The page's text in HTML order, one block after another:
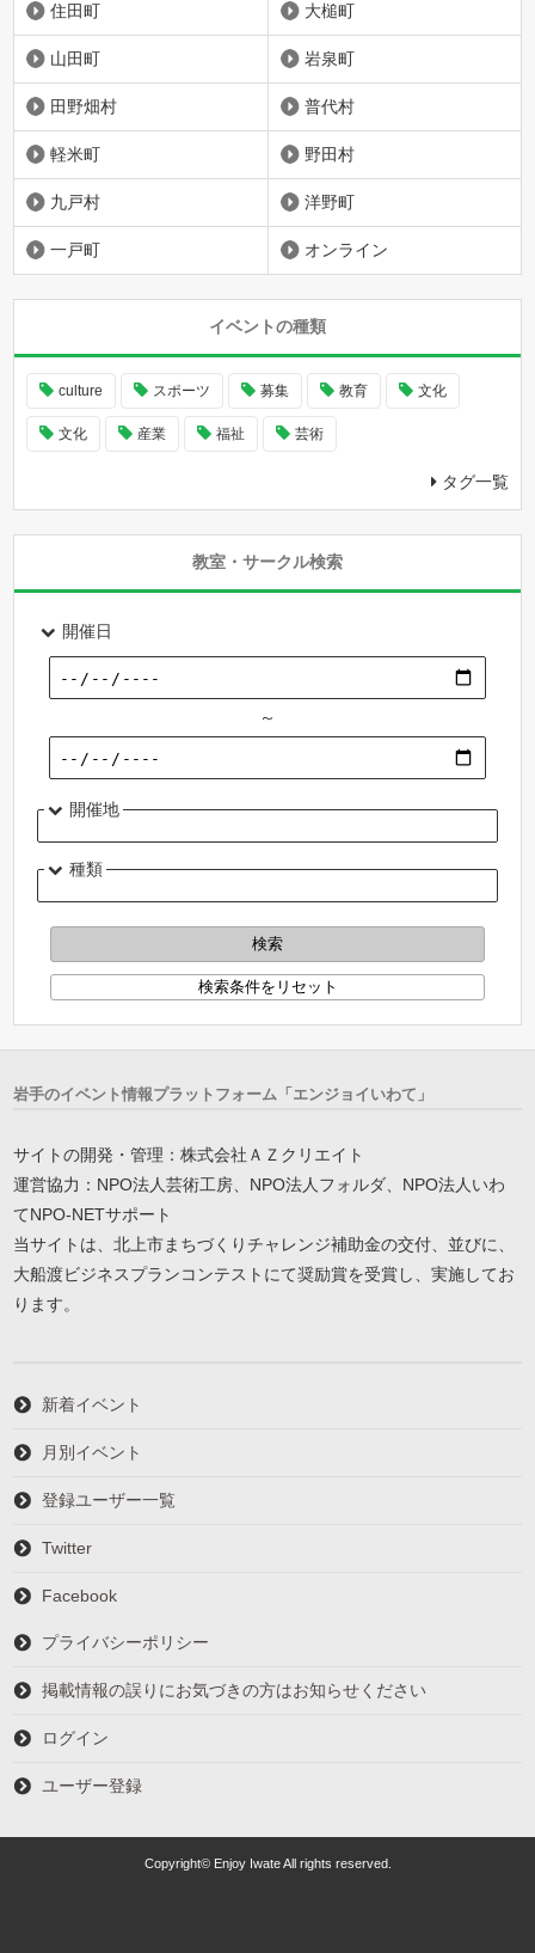
住田町 大槌町
山田町 岩泉町
田野畑村 普代村
軽米町 野田村
九戸村 洋野町
一戸町 オンライン
イベントの種類
culture スポーツ 募集 教育 文化
文化 産業 福祉 芸術
タグ一覧
教室・サークル検索
開催日
～
開催地
種類
岩手のイベント情報プラットフォーム「エンジョイいわて」
サイトの開発・管理：株式会社ＡＺクリエイト
運営協力：NPO法人芸術工房、NPO法人フォルダ、NPO法人いわ
てNPO-NETサポート
当サイトは、北上市まちづくりチャレンジ補助金の交付、並びに、
大船渡ビジネスプランコンテストにて奨励賞を受賞し、実施してお
ります。
新着イベント
月別イベント
登録ユーザー一覧
Twitter
Facebook
プライバシーポリシー
掲載情報の誤りにお気づきの方はお知らせください
ログイン
ユーザー登録
Copyright© Enjoy Iwate All rights reserved.